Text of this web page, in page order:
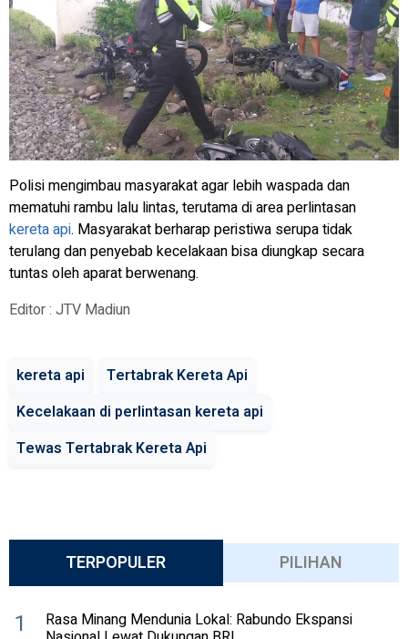
Polisi mengimbau masyarakat agar lebih waspada dan
mematuhi rambu lalu lintas, terutama di area perlintasan
kereta api. Masyarakat berharap peristiwa serupa tidak
terulang dan penyebab kecelakaan bisa diungkap secara
tuntas oleh aparat berwenang.
Editor : JTV Madiun
kereta api
Tertabrak Kereta Api
Kecelakaan di perlintasan kereta api
Tewas Tertabrak Kereta Api
TERPOPULER PILIHAN
1 Rasa Minang Mendunia Lokal: Rabundo Ekspansi